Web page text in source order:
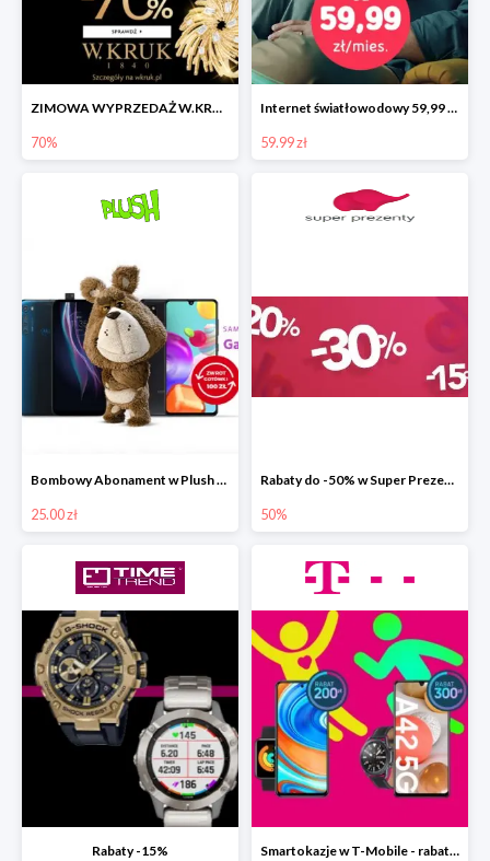
ZIMOWA WYPRZEDAŻ W.KRUK! ✨
70%
Internet światłowodowy 59,99 zł miesięcznie w UPC
59.99 zł
Bombowy Abonament w Plush od 25 zł.
25.00 zł
Rabaty do -50% w Super Prezenty
50%
Rabaty -15% Smartokazje w T-Mobile - rabaty do -300 zł